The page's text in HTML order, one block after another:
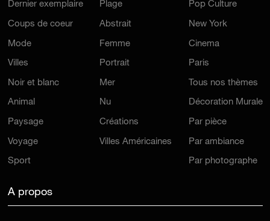
Dernier exemplaire
Coups de coeur
Mode
Villes
Noir et blanc
Animal
Paysage
Voyage
Sport
Plage
Abstrait
Femme
Portrait
Mer
Nu
Créations
Villes Américaines
Pop Culture
New York
Cinema
Paris
Tous nos thèmes
Décoration Murale
Par pièce
Par ambiance
Par photographe
A propos